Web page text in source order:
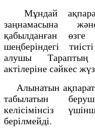
Мұндай
заңнамасына
қабылданған
шеңберіндегі
алушы Тараптың
актілеріне сәйкес
Алынатын ақпарат
табылатын
келісімінсіз
берілмейді.